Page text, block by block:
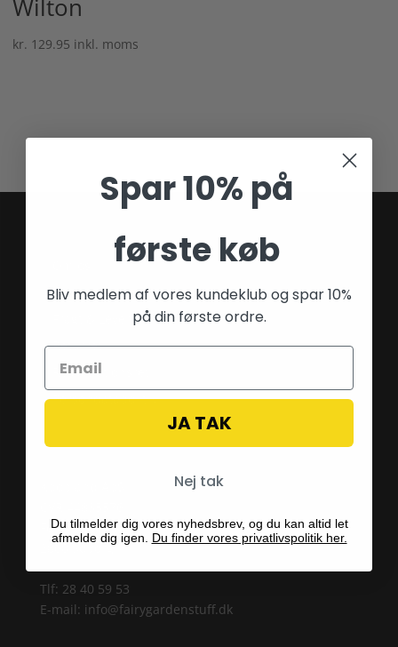
Wilton
kr. 129.95 inkl. moms
Praktisk info
Handelsbetingelser
Fragt & Levering
Returret
Reklamationsret
Persondatapolitik
Forsvarsvej 9
2860 Søborg
Tlf: 28 40 59 53
E-mail: info@fairygardenstuff.dk
Spar 10% på
første køb
Bliv medlem af vores kundeklub og spar 10%
på din første ordre.
JA TAK
Nej tak
Du tilmelder dig vores nyhedsbrev, og du kan altid let
afmelde dig igen. Du finder vores privatlivspolitik her.